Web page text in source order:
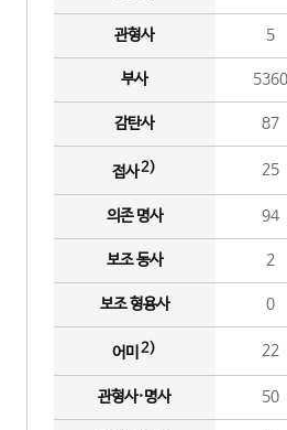
관형사 5
부사 5360
감탄사 87
접사2) 25
의존 명사 94
보조 동사 2
보조 형용사 0
어미 2) 22
관형사·명사 50